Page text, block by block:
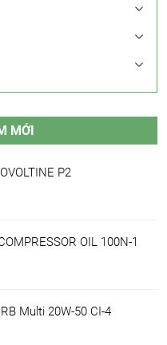
MỚI
P2
OIL 100N-1
Multi 20W-50 CI-4